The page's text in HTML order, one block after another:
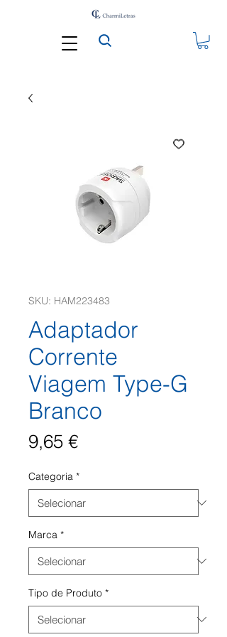
SKU: HAM223483
Adaptador
Corrente
Viagem Type-G
Branco
9,65 €Preço
Categoria *
Marca *
Tipo de Produto *